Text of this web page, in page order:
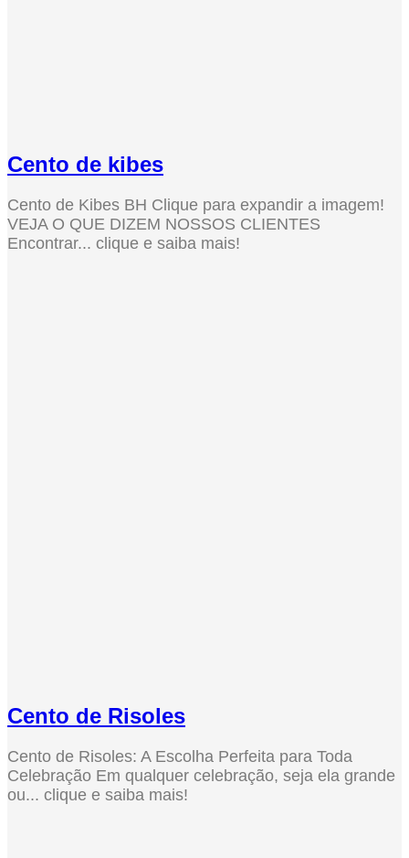
Cento de kibes
Cento de Kibes BH Clique para expandir a imagem!
VEJA O QUE DIZEM NOSSOS CLIENTES
Encontrar... clique e saiba mais!
Cento de Risoles
Cento de Risoles: A Escolha Perfeita para Toda
Celebração Em qualquer celebração, seja ela grande
ou... clique e saiba mais!